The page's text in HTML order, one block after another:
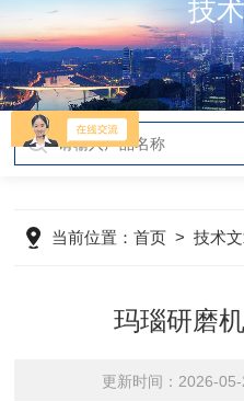
技
当前位置：首页 >技术
玛瑙研磨
更新时间：2026-